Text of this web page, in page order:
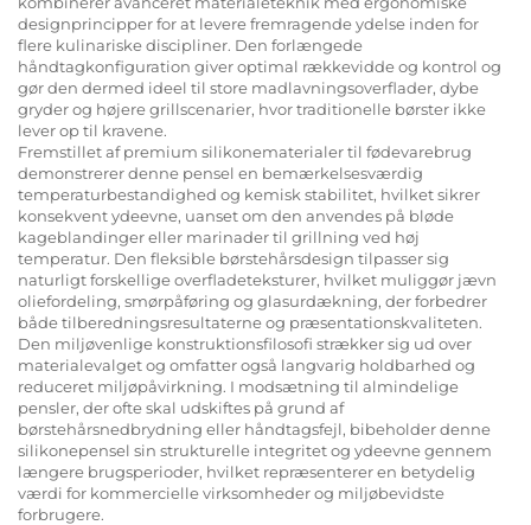
designprincipper for at levere fremragende ydelse inden for
flere kulinariske discipliner. Den forlængede
håndtagkonfiguration giver optimal rækkevidde og kontrol og
gør den dermed ideel til store madlavningsoverflader, dybe
gryder og højere grillscenarier, hvor traditionelle børster ikke
lever op til kravene.
Fremstillet af premium silikonematerialer til fødevarebrug
demonstrerer denne pensel en bemærkelsesværdig
temperaturbestandighed og kemisk stabilitet, hvilket sikrer
konsekvent ydeevne, uanset om den anvendes på bløde
kageblandinger eller marinader til grillning ved høj
temperatur. Den fleksible børstehårsdesign tilpasser sig
naturligt forskellige overfladeteksturer, hvilket muliggør jævn
oliefordeling, smørpåføring og glasurdækning, der forbedrer
både tilberedningsresultaterne og præsentationskvaliteten.
Den miljøvenlige konstruktionsfilosofi strækker sig ud over
materialevalget og omfatter også langvarig holdbarhed og
reduceret miljøpåvirkning. I modsætning til almindelige
pensler, der ofte skal udskiftes på grund af
børstehårsnedbrydning eller håndtagsfejl, bibeholder denne
silikonepensel sin strukturelle integritet og ydeevne gennem
længere brugsperioder, hvilket repræsenterer en betydelig
værdi for kommercielle virksomheder og miljøbevidste
forbrugere.